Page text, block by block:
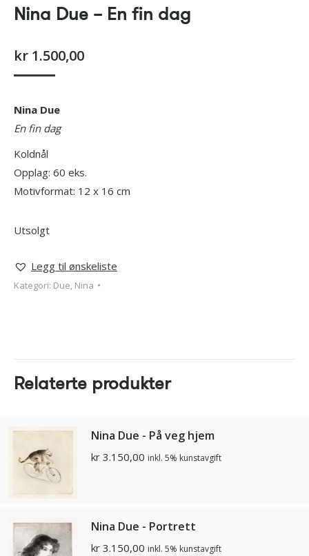
Nina Due – En fin dag
kr 1.500,00
Nina Due
En fin dag
Koldnål
Opplag: 60 eks.
Motivformat: 12 x 16 cm
Utsolgt
Legg til ønskeliste
Kategori: Due, Nina
Relaterte produkter
Nina Due - På veg hjem
kr 3.150,00 inkl. 5% kunstavgift
Nina Due - Portrett
kr 3.150,00 inkl. 5% kunstavgift